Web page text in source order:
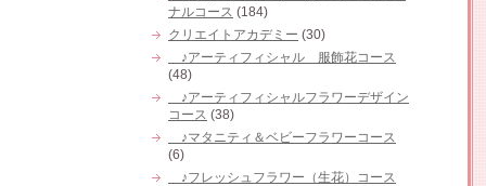
ナルコース (184)
クリエイトアカデミー (30)
♪アーティフィシャル 服飾花コース
(48)
♪アーティフィシャルフラワーデザイン
コース (38)
♪マタニティ＆ベビーフラワーコース
(6)
♪フレッシュフラワー（生花）コース